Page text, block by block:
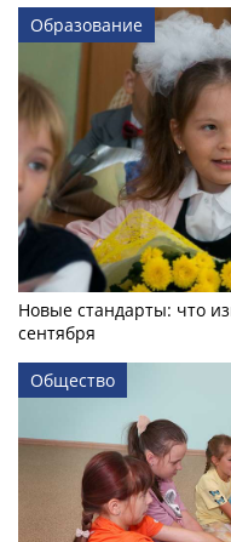
Образование
Новые стандарты: что
сентября
Общество